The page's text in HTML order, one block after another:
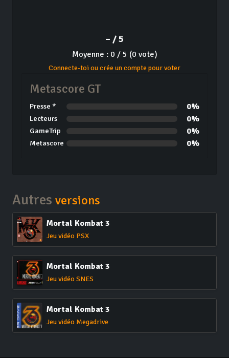
– / 5
Moyenne : 0 / 5 (0 vote)
Connecte-toi ou crée un compte pour voter
Metascore GT
Presse * 0%
Lecteurs 0%
GameTrip 0%
Metascore 0%
Autres versions
Mortal Kombat 3
Jeu vidéo PSX
Mortal Kombat 3
Jeu vidéo SNES
Mortal Kombat 3
Jeu vidéo Megadrive